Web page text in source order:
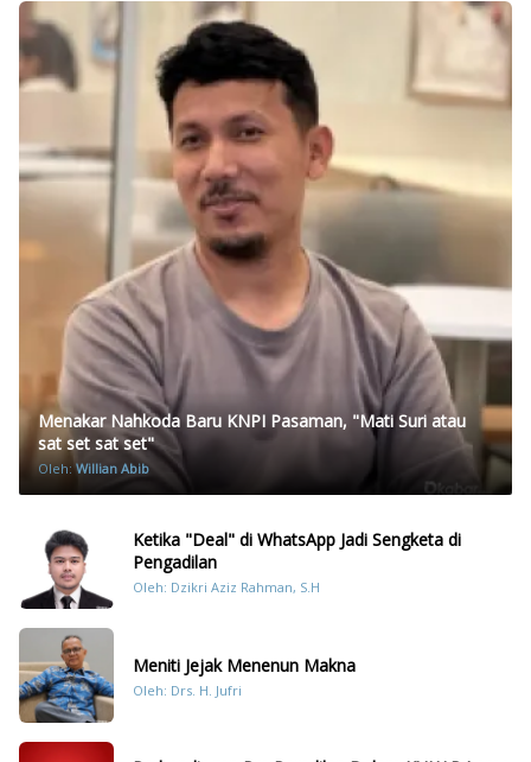
Menakar Nahkoda Baru KNPI Pasaman, "Mati Suri atau
sat set sat set"
Oleh:Willian Abib
Ketika "Deal" di WhatsApp Jadi Sengketa di
Pengadilan
Oleh: Dzikri Aziz Rahman, S.H
Meniti Jejak Menenun Makna
Oleh: Drs. H. Jufri